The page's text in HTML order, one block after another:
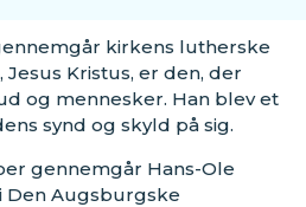
kirkens lutherske
Kristus, er den, der
og mennesker. Han blev et
synd og skyld på sig.
gennemgår Hans-Ole
Den Augsburgske